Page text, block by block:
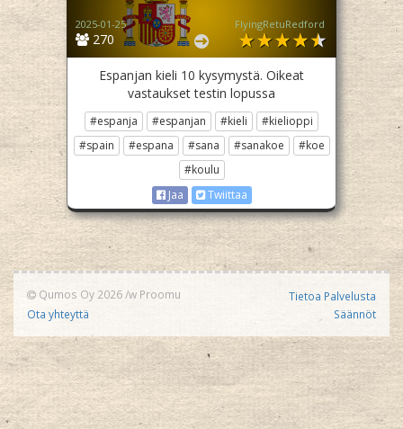
270
2025-01-25 FlyingRetuRedford
Espanjan kieli 10 kysymystä. Oikeat
vastaukset testin lopussa
#espanja #espanjan #kieli
#kielioppi
#spain
#espana #sana #sanakoe
#koe
#koulu
Jaa
Twiittaa
Qumos Oy 2026/w Proomu
Ota yhteyttä
Tietoa Palvelusta
Säännöt